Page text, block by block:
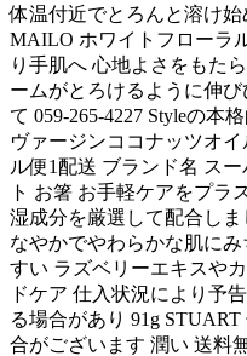
体温付近でとろんと溶け
MAILO ホワイトフローラ
り手肌へ 心地よさをもた
ームがとろけるように伸
て 059-265-4227 Styleの本
ヴァージンココナッツオ
ル便1配送 ブランド名 ス
ト お箸 お手軽ケアをプラ
湿成分を厳選して配合し
なやかでやわらかな肌に
すい ラズベリーエキスや
ドケア 仕入状況により予
る場合があり 91g
合がございます 潤い 送料